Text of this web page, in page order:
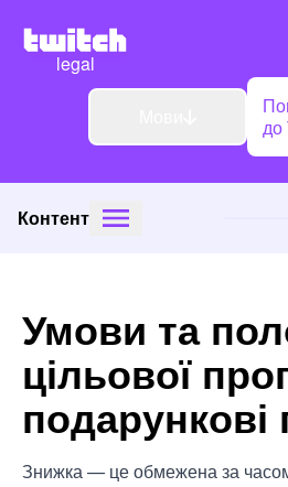
legal
до
Контент
Умови та
цільової
подарункові
Знижка — це обмежена за